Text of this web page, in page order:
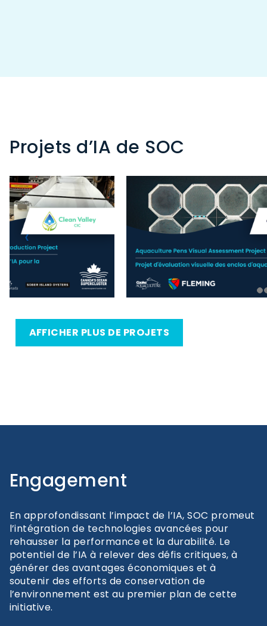
Projets d’IA de SOC
AFFICHER PLUS DE PROJETS
Engagement
En approfondissant l’impact de l’IA, SOC promeut
l’intégration de technologies avancées pour
rehausser la performance et la durabilité. Le
potentiel de l’IA à relever des défis critiques, à
générer des avantages économiques et à
soutenir des efforts de conservation de
l’environnement est au premier plan de cette
initiative.